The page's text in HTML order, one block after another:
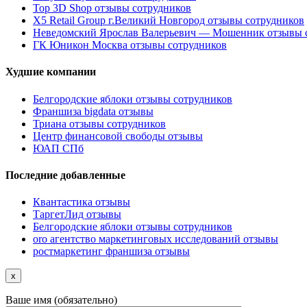
Top 3D Shop отзывы сотрудников
X5 Retail Group г.Великий Новгород отзывы сотрудников
Неведомский Ярослав Валерьевич — Мошенник отзывы
ГК Юникон Москва отзывы сотрудников
Худшие компании
Белгородские яблоки отзывы сотрудников
Франшиза bigdata отзывы
Триана отзывы сотрудников
Центр финансовой свободы отзывы
ЮАП СПб
Последние добавленные
Квантастика отзывы
ТаргетЛид отзывы
Белгородские яблоки отзывы сотрудников
oro агентство маркетинговых исследований отзывы
ростмаркетинг франшиза отзывы
x
Ваше имя (обязательно)